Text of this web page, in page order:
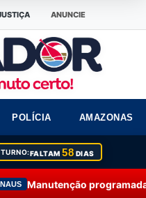
ANUNCIE
POLÍCIA AMAZONAS
TURNO:FALTAM58 DIAS
na Ponta do Ismael